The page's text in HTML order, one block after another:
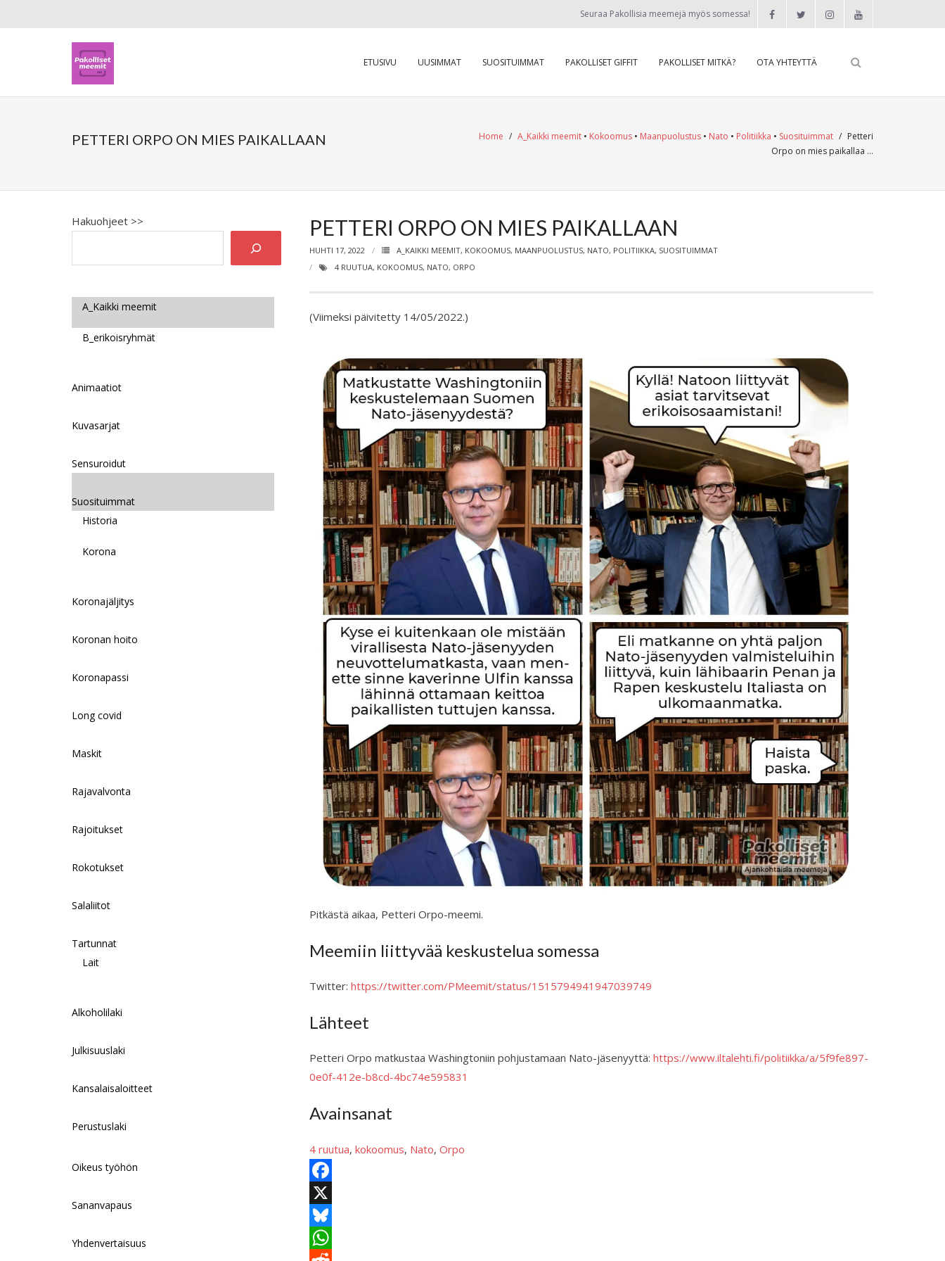
Seuraa Pakollisia meemejä myös somessa!
ETUSIVU UUSIMMAT SUOSITUIMMAT PAKOLLISET GIFFIT PAKOLLISET MITKÄ? OTA YHTEYTTÄ
PETTERI ORPO ON MIES PAIKALLAAN Home / A_Kaikki meemit • Kokoomus • Maanpuolustus • Nato • Politiikka • Suosituimmat / Petteri
Orpo on mies paikallaa …
PETTERI ORPO ON MIES PAIKALLAAN
HUHTI 17, 2022 A_KAIKKI MEEMIT, KOKOOMUS, MAANPUOLUSTUS, NATO, POLITIIKKA, SUOSITUIMMAT
4 RUUTUA, KOKOOMUS, NATO, ORPO
(Viimeksi päivitetty 14/05/2022.)
Pitkästä aikaa, Petteri Orpo-meemi.
Meemiin liittyvää keskustelua somessa
Twitter: https://twitter.com/PMeemit/status/1515794941947039749
Lähteet
Petteri Orpo matkustaa Washingtoniin pohjustamaan Nato-jäsenyyttä: https://www.iltalehti.fi/politiikka/a/5f9fe897-
0e0f-412e-b8cd-4bc74e595831
Avainsanat
4 ruutua, kokoomus, Nato, Orpo
F
a
c
X
B
Hakuohjeet >>
A_Kaikki meemit
B_erikoisryhmät
Animaatiot
Kuvasarjat
Sensuroidut
Suosituimmat
Historia
Korona
Koronajäljitys
Koronan hoito
Koronapassi
Long covid
Maskit
Rajavalvonta
Rajoitukset
Rokotukset
Salaliitot
Tartunnat
Lait
Alkoholilaki
Julkisuuslaki
Kansalaisaloitteet
Perustuslaki
Oikeus työhön
Sananvapaus
Yhdenvertaisuus